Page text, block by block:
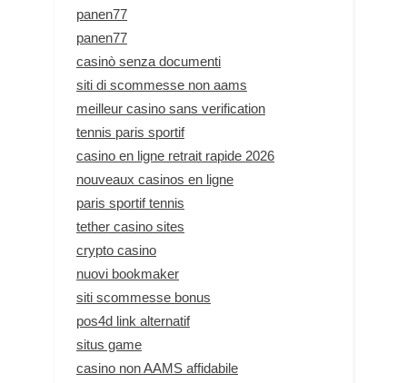
panen77
panen77
casinò senza documenti
siti di scommesse non aams
meilleur casino sans verification
tennis paris sportif
casino en ligne retrait rapide 2026
nouveaux casinos en ligne
paris sportif tennis
tether casino sites
crypto casino
nuovi bookmaker
siti scommesse bonus
pos4d link alternatif
situs game
casino non AAMS affidabile